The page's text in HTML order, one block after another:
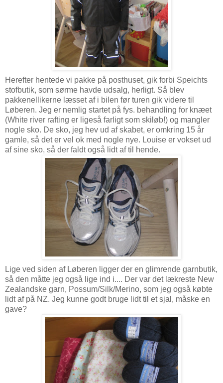
Herefter hentede vi pakke på posthuset, gik forbi Speichts
stofbutik, som sørme havde udsalg, herligt. Så blev
pakkenellikerne læsset af i bilen før turen gik videre til
Løberen. Jeg er nemlig startet på fys. behandling for knæet
(White river rafting er ligeså farligt som skiløb!) og mangler
nogle sko. De sko, jeg hev ud af skabet, er omkring 15 år
gamle, så det er vel ok med nogle nye. Louise er vokset ud
af sine sko, så der faldt også lidt af til hende.
Lige ved siden af Løberen ligger der en glimrende garnbutik,
så den måtte jeg også lige ind i.... Der var det lækreste New
Zealandske garn, Possum/Silk/Merino, som jeg også købte
lidt af på NZ. Jeg kunne godt bruge lidt til et sjal, måske en
gave?